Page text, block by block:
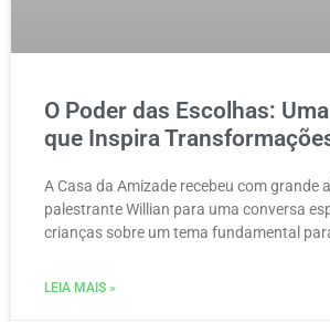
O Poder das Escolhas:
que Inspira
A Casa da Amizade recebeu com grande
palestrante Willian para uma conversa
crianças sobre um tema fundamental
LEIA MAIS »